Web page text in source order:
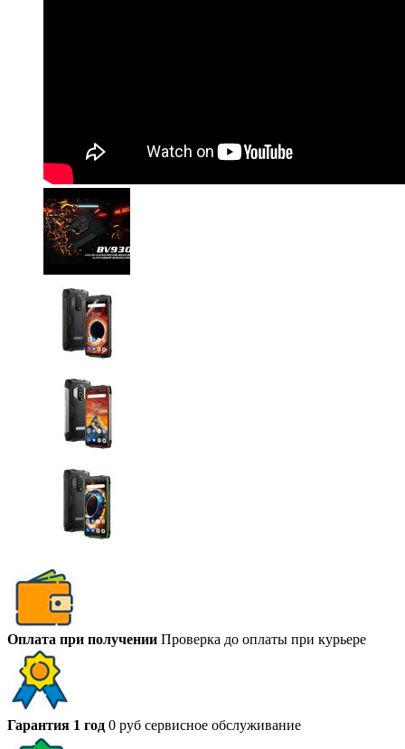
Оплата при получении Проверка до оплаты при курьере
Гарантия 1 год 0 руб сервисное обслуживание